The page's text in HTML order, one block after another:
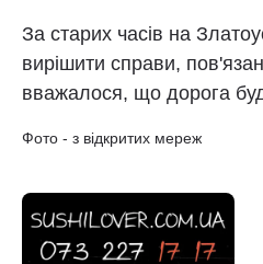
За старих часів на
вирішити справи,
вважалося, що дорога
Фото - з відкритих мереж